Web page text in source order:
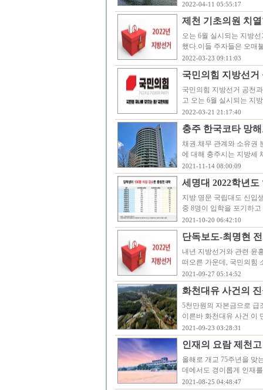
2022-04-11 05:55:17
제천 기초의원 치
오는 6월 실시되는 지방
했다.이들 주자들은 오매
2022-03-23 09:11:03
국민의힘 지방선
국민의힘 지방선거 공천
고 오는 6월 실시되는 지
2022-03-21 21:17:40
충주 한국코타 망
채권.채무 관계와 소유권
에 대해 충주시는 지방세
2021-11-14 08:00:09
세명대 2022학년
지방 명문 국립대도 신입
중 8명이 입학을 포기하
2021-10-20 06:42:10
단독보도-최명현
내년 지방선거와 관련 윤
떠오른 가운데, 국민의힘
2021-09-27 05:14:52
화천대유 사건의
5천만원의 자본금으로 급
이른바 화천대유 사건 이
2021-09-23 03:28:31
인재의 요람 제천
올해로 개교 75주년을 맞
데에서도 경이롭게 인재
2021-08-25 04:48:47